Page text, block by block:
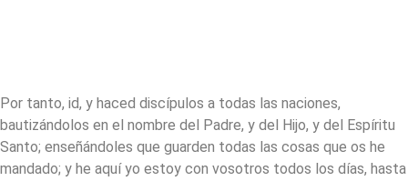
Por tanto, id, y haced discípulos a todas las naciones,
bautizándolos en el nombre del Padre, y del Hijo, y del Espíritu
Santo; enseñándoles que guarden todas las cosas que os he
mandado; y he aquí yo estoy con vosotros todos los días, hasta